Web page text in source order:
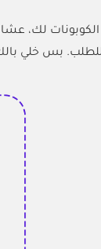
لك،
للطلب. بس خلي